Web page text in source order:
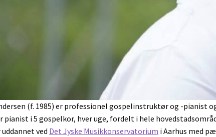
(f. 1985) er professionel gospelinstruktør og -pianist
pianist i 5 gospelkor, hver uge, fordelt i hele
uddannet ved Det Jyske Musikkonservatorium i Aarhus med